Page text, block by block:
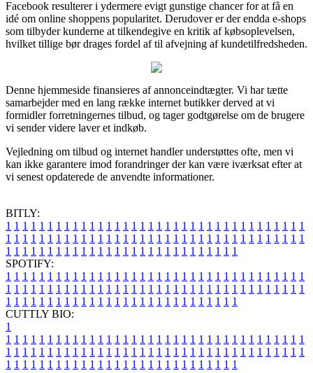
Facebook resulterer i ydermere evigt gunstige chancer for at få en
idé om online shoppens popularitet. Derudover er der endda e-shops
som tilbyder kunderne at tilkendegive en kritik af købsoplevelsen,
hvilket tillige bør drages fordel af til afvejning af kundetilfredsheden.
Denne hjemmeside finansieres af annonceindtægter. Vi har tætte
samarbejder med en lang række internet butikker derved at vi
formidler forretningernes tilbud, og tager godtgørelse om de brugere
vi sender videre laver et indkøb.
Vejledning om tilbud og internet handler understøttes ofte, men vi
kan ikke garantere imod forandringer der kan være iværksat efter at
vi senest opdaterede de anvendte informationer.
BITLY:
1 1 1 1 1 1 1 1 1 1 1 1 1 1 1 1 1 1 1 1 1 1 1 1 1 1 1 1 1 1 1 1 1 1 1 1
1 1 1 1 1 1 1 1 1 1 1 1 1 1 1 1 1 1 1 1 1 1 1 1 1 1 1 1 1 1 1 1 1 1 1 1
1 1 1 1 1 1 1 1 1 1 1 1 1 1 1 1 1 1 1 1 1 1 1 1 1 1 1 1
SPOTIFY:
1 1 1 1 1 1 1 1 1 1 1 1 1 1 1 1 1 1 1 1 1 1 1 1 1 1 1 1 1 1 1 1 1 1 1 1
1 1 1 1 1 1 1 1 1 1 1 1 1 1 1 1 1 1 1 1 1 1 1 1 1 1 1 1 1 1 1 1 1 1 1 1
1 1 1 1 1 1 1 1 1 1 1 1 1 1 1 1 1 1 1 1 1 1 1 1 1 1 1 1
CUTTLY BIO:
1
1 1 1 1 1 1 1 1 1 1 1 1 1 1 1 1 1 1 1 1 1 1 1 1 1 1 1 1 1 1 1 1 1 1 1 1
1 1 1 1 1 1 1 1 1 1 1 1 1 1 1 1 1 1 1 1 1 1 1 1 1 1 1 1 1 1 1 1 1 1 1 1
1 1 1 1 1 1 1 1 1 1 1 1 1 1 1 1 1 1 1 1 1 1 1 1 1 1 1 1